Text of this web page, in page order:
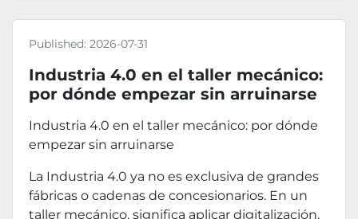
Published: 2026-07-31
Industria 4.0 en el taller mecánico:
por dónde empezar sin arruinarse
Industria 4.0 en el taller mecánico: por dónde
empezar sin arruinarse
La Industria 4.0 ya no es exclusiva de grandes
fábricas o cadenas de concesionarios. En un
taller mecánico, significa aplicar digitalización,